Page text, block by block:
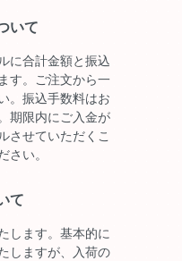
いて
に合計金額と振込
す。ご注文から一
。振込手数料はお
期限内にご入金が
させていただくこ
さい。
て
します。基本的に
しますが、入荷の